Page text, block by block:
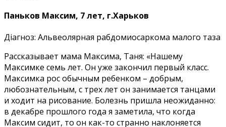
Паньков Максим, 7 лет, г.Харьков
Діагноз: Альвеолярная рабдомиосаркома малого таза
Рассказывает мама Максима, Таня: «Нашему
Максимке семь лет. Он уже закончил первый класс.
Максимка рос обычным ребенком – добрым,
любознательным, с трех лет он занимается танцами
и ходит на рисование. Болезнь пришла неожиданно:
в декабре прошлого года я заметила, что когда
Максим сидит, то он как-то странно наклоняется